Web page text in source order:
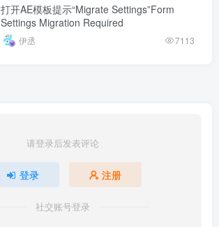
打开AE模板提示“Migrate Settings”Form
Settings Migration Required
伊丞 7113
请登录后发表评论
登录 注册
社交账号登录